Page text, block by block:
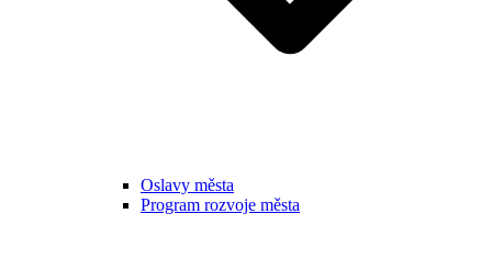
Oslavy města
Program rozvoje města